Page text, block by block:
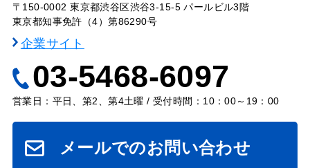
〒150-0002 東京都渋谷区渋谷3-15-5 パールビル3階
東京都知事免許（4）第86290号
企業サイト
03-5468-6097
営業日：平日、第2、第4土曜 / 受付時間：10：00～19：00
メールでのお問い合わせ